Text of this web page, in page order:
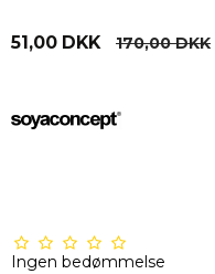
51,00 DKK 170,00 DKK
Ingen bedømmelse